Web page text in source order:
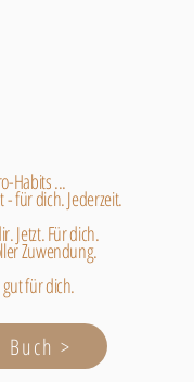
Habits ...
- für dich. Jederzeit.
Jetzt. Für dich.
Zuwendung.
gut für dich.
Buch >